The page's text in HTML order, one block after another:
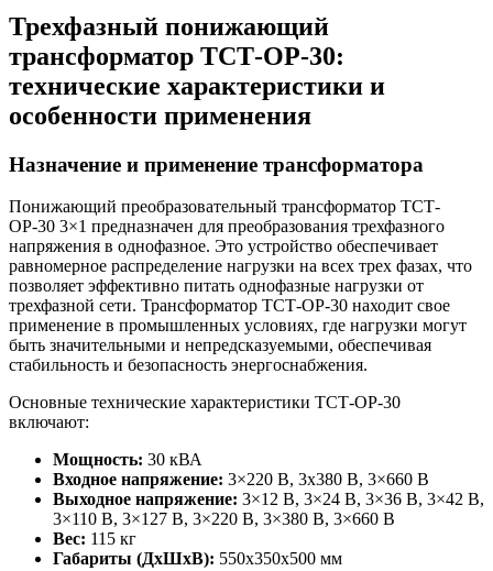
Трехфазный понижающий
трансформатор ТСТ-ОР-30:
технические характеристики и
особенности применения
Назначение и применение трансформатора
Понижающий преобразовательный трансформатор ТСТ-
ОР-30 3×1 предназначен для преобразования трехфазного
напряжения в однофазное. Это устройство обеспечивает
равномерное распределение нагрузки на всех трех фазах, что
позволяет эффективно питать однофазные нагрузки от
трехфазной сети. Трансформатор ТСТ-ОР-30 находит свое
применение в промышленных условиях, где нагрузки могут
быть значительными и непредсказуемыми, обеспечивая
стабильность и безопасность энергоснабжения.
Основные технические характеристики ТСТ-ОР-30
включают:
Мощность: 30 кВА
Входное напряжение: 3×220 В, 3х380 В, 3×660 В
Выходное напряжение: 3×12 В, 3×24 В, 3×36 В, 3×42 В,
3×110 В, 3×127 В, 3×220 В, 3×380 В, 3×660 В
Вес: 115 кг
Габариты (ДхШхВ): 550x350x500 мм